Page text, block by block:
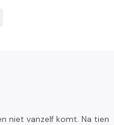
niet vanzelf komt. Na tien